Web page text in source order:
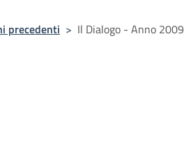
precedenti > Il Dialogo - Anno 2009